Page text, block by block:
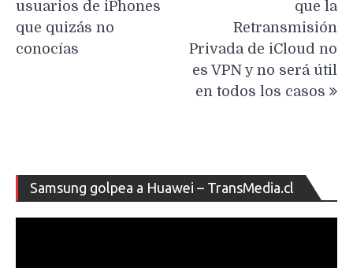
usuarios de iPhones
que quizás no
conocías
que la
Retransmisión
Privada de iCloud no
es VPN y no será útil
en todos los casos
Samsung golpea a Huawei – TransMedia.cl
de